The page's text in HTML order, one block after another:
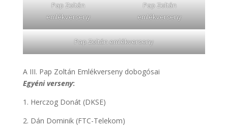
Pap Zoltán
emlékverseny
Pap Zoltán
emlékverseny
Pap Zoltán emlékverseny
A III. Pap Zoltán Emlékverseny dobogósai
Egyéni verseny:
1. Herczog Donát (DKSE)
2. Dán Dominik (FTC-Telekom)